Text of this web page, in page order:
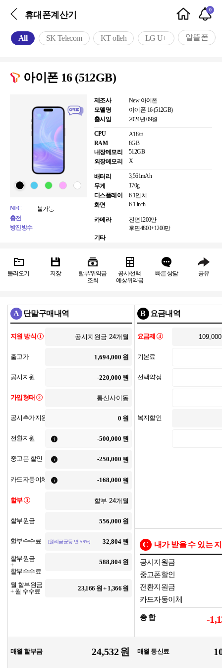
휴대폰계산기
0
All SK Telecom KT olleh LG U+ 알뜰폰
아이폰 16 (512GB)
NFC
불가능
충전
방진방수
제조사
New 아이폰
모델명
아이폰 16 (512GB)
출시일
2024년 09월
CPU
A18ㅂ
RAM
8GB
내장메모리
512GB
외장메모리
X
배터리
3,561mAh
무게
170g
디스플레이
6.1인치
화면
6.1 inch
카메라 전면 1200만
후면4800+1200만
기타
불러오기 저장
할부/위약금
조회
공시/선택
예상위약금
빠른 상담 공유
A 단말구매내역
지원 방식 1
출고가 원
공시지원 원
가입형태 2
공시추가지원 원
전환지원 원
중고폰 할인 원
카드자동이체 원
할부 3
할부원금 원
할부수수료 [원리금균등 연 5.9%] 원
할부원금
+
할부수수료
원
월 할부원금
+ 월 수수료
23,166 원 + 1,366 원
B 요금내역
요금제 4
기본료
선택약정
복지할인
C 내가 받을 수 있는
공시지원금
중고폰할인
전환지원금
카드자동이체
총 합 -
매월 할부금 원 매월 통신료